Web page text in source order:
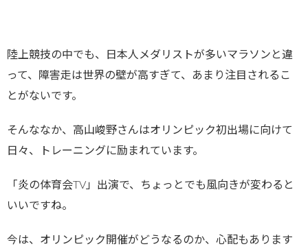
陸上競技の中でも、日本人メダリストが多いマラソンと違
って、障害走は世界の壁が高すぎて、あまり注目されるこ
とがないです。
そんななか、高山峻野さんはオリンピック初出場に向けて
日々、トレーニングに励まれています。
「炎の体育会TV」出演で、ちょっとでも風向きが変わると
いいですね。
今は、オリンピック開催がどうなるのか、心配もあります